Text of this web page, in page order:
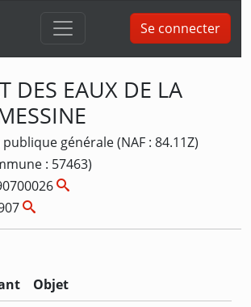
Se connecter
DES EAUX DE LA
générale (NAF : 84.11Z)
: 57463)
Objet